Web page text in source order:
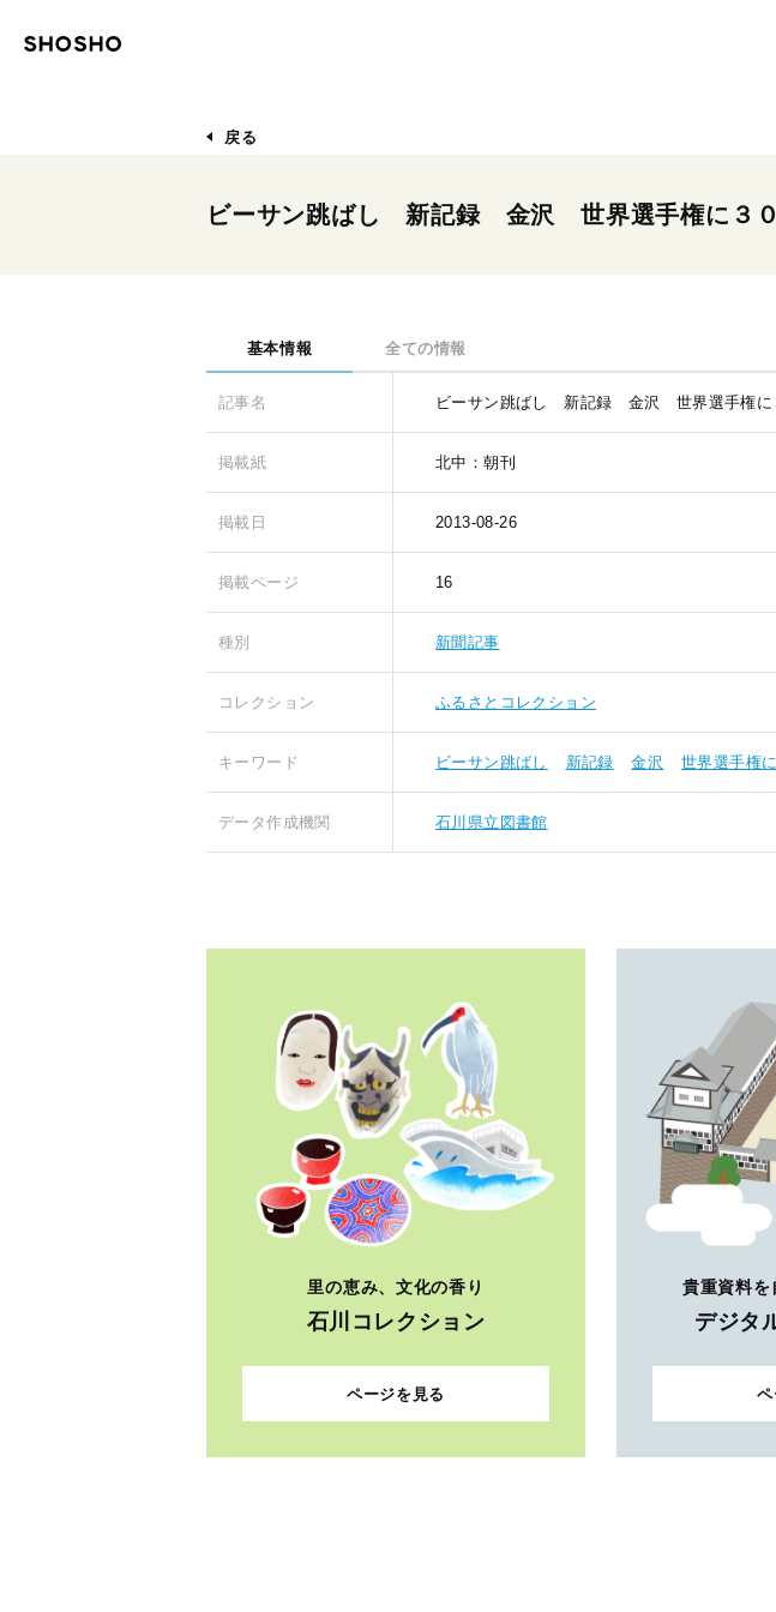
戻る
ビーサン跳ばし 新記録 金沢 世界選手権に３
基本情報 全ての情報
記事名 ビーサン跳ばし 新記録 金沢 世界選手権に
掲載紙 北中：朝刊
掲載日 2013-08-26
掲載ページ 16
種別 新聞記事
コレクション ふるさとコレクション
キーワード ビーサン跳ばし 新記録 金沢 世界選手権
データ作成機関 石川県立図書館
里の恵み、文化の香り
石川コレクション
ページを見る
貴重資料を
デジタ
ペ